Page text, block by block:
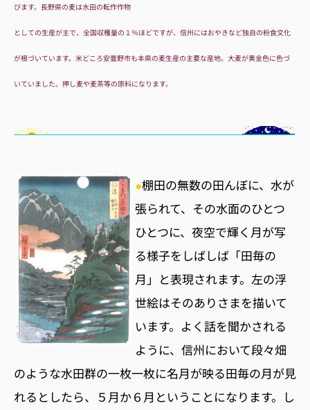
びます。長野県の麦は水田の転作作物
としての生産が主で、全国収穫量の１％ほどですが、信州にはおやきなど独自の粉食文化
が根づいています。米どころ安曇野市も本県の麦生産の主要な産地。大麦が黄金色に色づ
いていました。押し麦や麦茶等の原料になります。
●棚田の無数の田んぼに、水が
張られて、その水面のひとつ
ひとつに、夜空で輝く月が写
る様子をしばしば「田毎の
月」と表現されます。左の浮
世絵はそのありさまを描いて
います。よく話を聞かされる
ように、信州において段々畑
のような水田群の一枚一枚に名月が映る田毎の月が見
れるとしたら、５月か６月ということになります。し